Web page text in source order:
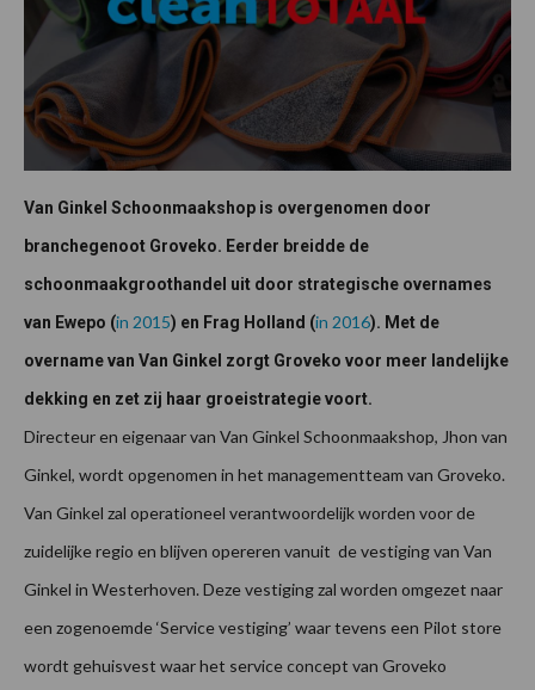
Van Ginkel Schoonmaakshop is overgenomen door
branchegenoot Groveko. Eerder breidde de
schoonmaakgroothandel uit door strategische overnames
van Ewepo (in 2015) en Frag Holland (in 2016). Met de
overname van Van Ginkel zorgt Groveko voor meer landelijke
dekking en zet zij haar groeistrategie voort.
Directeur en eigenaar van Van Ginkel Schoonmaakshop, Jhon van
Ginkel, wordt opgenomen in het managementteam van Groveko.
Van Ginkel zal operationeel verantwoordelijk worden voor de
zuidelijke regio en blijven opereren vanuit de vestiging van Van
Ginkel in Westerhoven. Deze vestiging zal worden omgezet naar
een zogenoemde ‘Service vestiging’ waar tevens een Pilot store
wordt gehuisvest waar het service concept van Groveko